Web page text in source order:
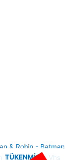
TÜKENMIŞ